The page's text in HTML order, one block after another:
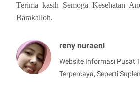
Terima kasih Semoga Kesehatan
Barakalloh.
reny nuraeni
Website Informasi Pusat
Terpercaya, Seperti